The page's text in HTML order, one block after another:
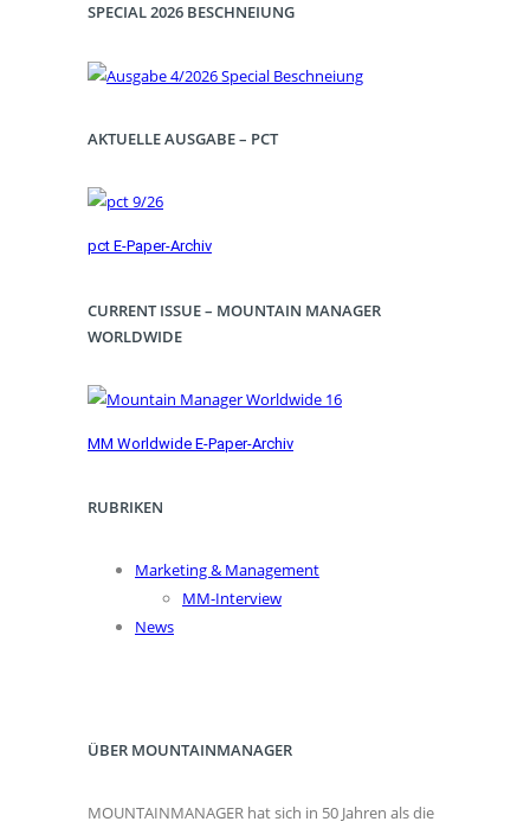
SPECIAL 2026 BESCHNEIUNG
AKTUELLE AUSGABE – PCT
pct E-Paper-Archiv
CURRENT ISSUE – MOUNTAIN MANAGER
WORLDWIDE
MM Worldwide E-Paper-Archiv
RUBRIKEN
Marketing & Management
MM-Interview
News
ÜBER MOUNTAINMANAGER
MOUNTAINMANAGER hat sich in 50 Jahren als die